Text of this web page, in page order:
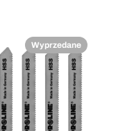
Wyprzedane